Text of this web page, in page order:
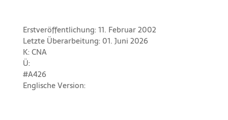
Erstveröffentlichung: 11. Februar 2002
Letzte Überarbeitung: 01. Juni 2026
K: CNA
Ü:
#A426
Englische Version: